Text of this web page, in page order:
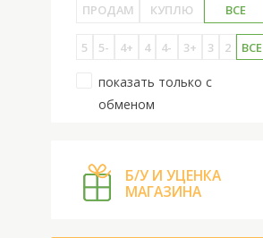
ПРОДАМ КУПЛЮ ВСЕ
5 5- 4+ 4 4- 3+ 3 2 ВСЕ
показать только с
обменом
Б/У И УЦЕНКА
МАГАЗИНА